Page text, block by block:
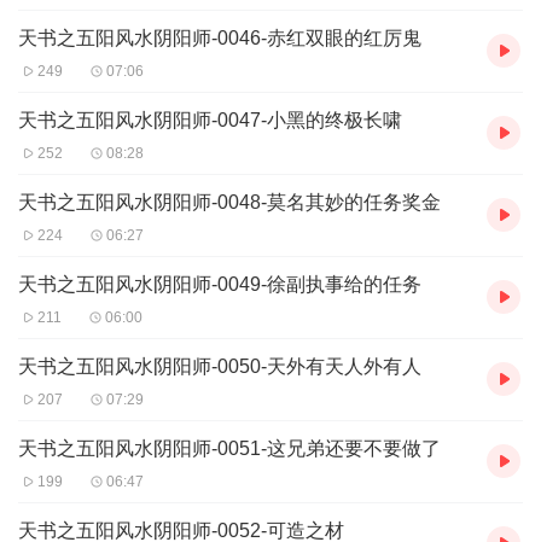
天书之五阳风水阴阳师-0046-赤红双眼的红厉鬼
249 07:06
天书之五阳风水阴阳师-0047-小黑的终极长啸
252 08:28
天书之五阳风水阴阳师-0048-莫名其妙的任务奖金
224 06:27
天书之五阳风水阴阳师-0049-徐副执事给的任务
211 06:00
天书之五阳风水阴阳师-0050-天外有天人外有人
207 07:29
天书之五阳风水阴阳师-0051-这兄弟还要不要做了
199 06:47
天书之五阳风水阴阳师-0052-可造之材